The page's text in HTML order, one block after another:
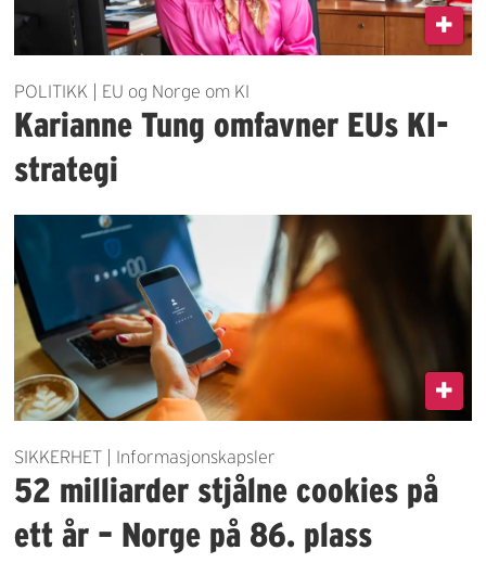
POLITIKK | EU og Norge om KI
Karianne Tung omfavner EUs KI-
strategi
SIKKERHET | Informasjonskapsler
52 milliarder stjålne cookies på
ett år – Norge på 86. plass